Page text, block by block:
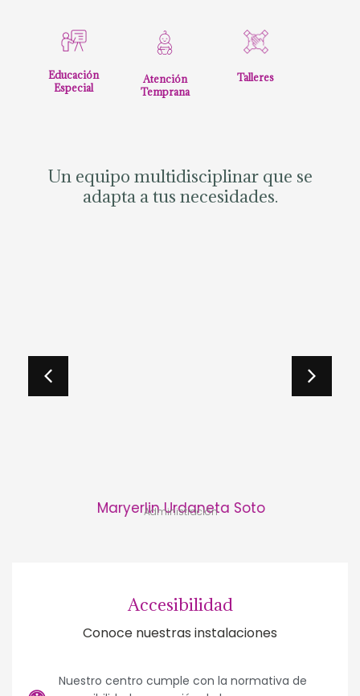
Educación
Especial
Atención
Temprana
Talleres
Un equipo multidisciplinar que se
adapta a tus necesidades.
Maryerlin Urdaneta Soto
Administración
Accesibilidad
Conoce nuestras instalaciones
Nuestro centro cumple con la normativa de